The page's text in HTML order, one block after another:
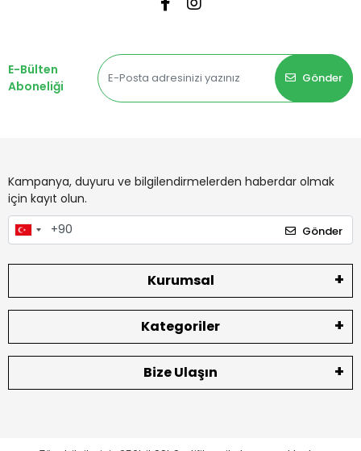
E-Bülten
Aboneliği
Gönder
Kampanya, duyuru ve bilgilendirmelerden haberdar olmak
için kayıt olun.
Gönder
Kurumsal
Kategoriler
Bize Ulaşın